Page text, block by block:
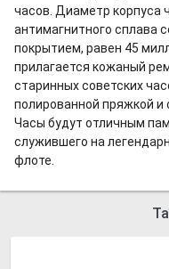
часов. Диаметр корпуса
антимагнитного сплава
покрытием, равен 45
прилагается кожаный
старинных советских
полированной пряжкой и
Часы будут отличным
служившего на
флоте.